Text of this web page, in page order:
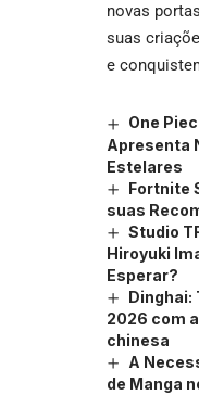
novas
suas
e
One
Apresenta
Estelares
Fortnite
suas
Studio
Hiroyuki
Esperar?
Dinghai:
2026 com
chinesa
A
de Manga